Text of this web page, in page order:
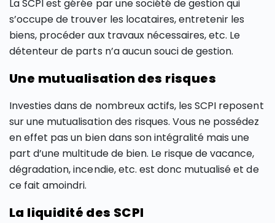
La SCPI est gérée par une société de gestion qui
s’occupe de trouver les locataires, entretenir les
biens, procéder aux travaux nécessaires, etc. Le
détenteur de parts n’a aucun souci de gestion.
Une mutualisation des risques
Investies dans de nombreux actifs, les SCPI reposent
sur une mutualisation des risques. Vous ne possédez
en effet pas un bien dans son intégralité mais une
part d’une multitude de bien. Le risque de vacance,
dégradation, incendie, etc. est donc mutualisé et de
ce fait amoindri.
La liquidité des SCPI